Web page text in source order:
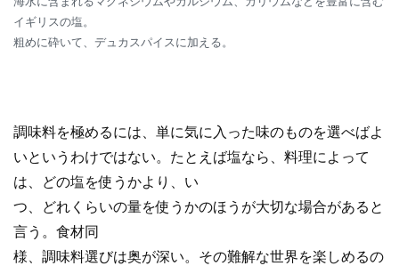
イギリスの塩。
粗めに砕いて、デュカスパイスに加える。
調味料を極めるには、単に気に入った味のものを選べばよ
いというわけではない。たとえば塩なら、料理によって
は、どの塩を使うかより、い
つ、どれくらいの量を使うかのほうが大切な場合があると
言う。食材同
様、調味料選びは奥が深い。その難解な世界を楽しめるの